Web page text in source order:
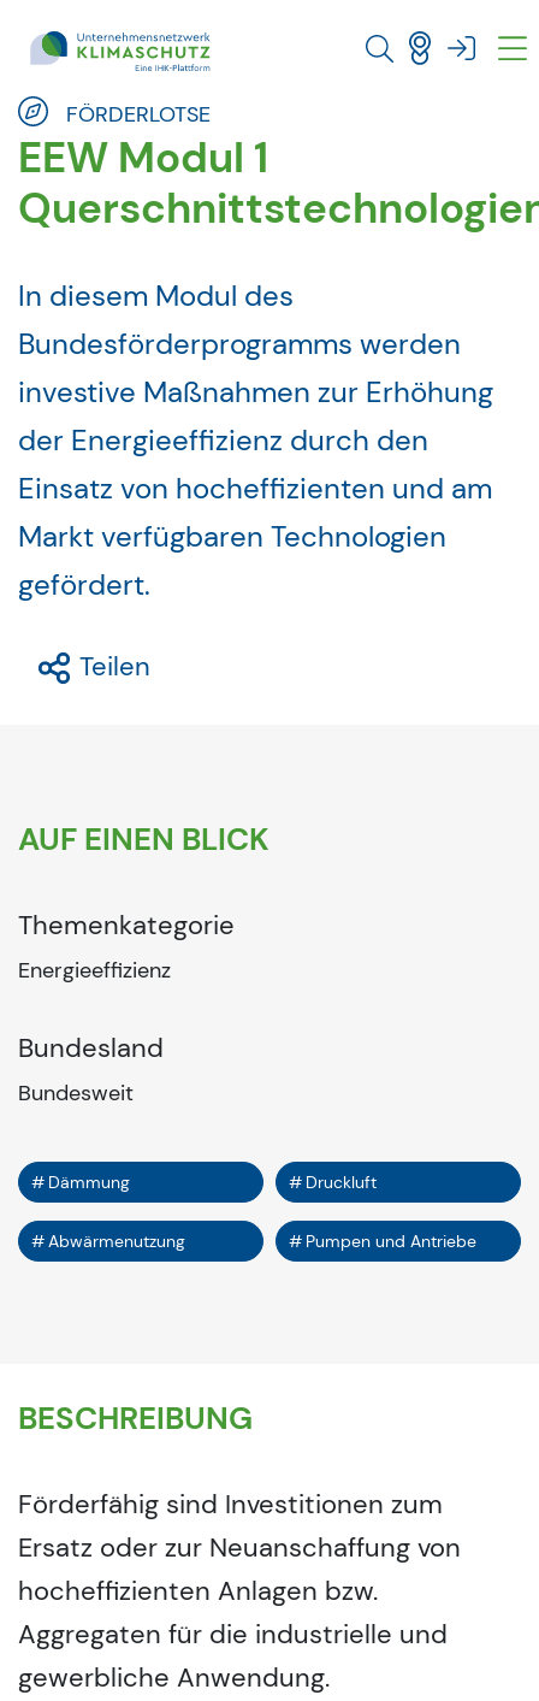
Direkt zu den Inhalten springen
FÖRDERLOTSE
EEW Modul 1
In diesem Modul des
Bundesförderprogramms werden
investive Maßnahmen zur Erhöhung
der Energieeffizienz durch den
Einsatz von hocheffizienten und am
Markt verfügbaren Technologien
gefördert.
Teilen
AUF EINEN BLICK
Themenkategorie
Energieeffizienz
Bundesland
Bundesweit
Dämmung Druckluft
Abwärmenutzung Pumpen und Antriebe
BESCHREIBUNG
Förderfähig sind Investitionen zum
Ersatz oder zur Neuanschaffung von
hocheffizienten Anlagen bzw.
Aggregaten für die industrielle und
gewerbliche Anwendung.